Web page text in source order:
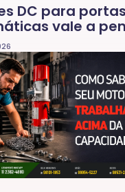
DC para portas
vale a